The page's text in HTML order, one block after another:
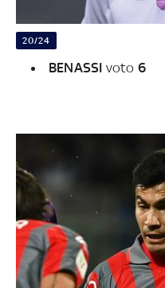
20/24
BENASSI voto 6